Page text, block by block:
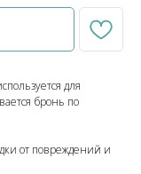
для
бронь по
от повреждений и